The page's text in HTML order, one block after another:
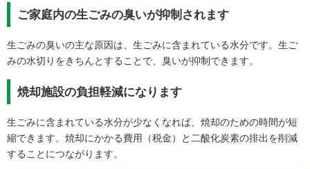
ご家庭内の生ごみの臭いが抑制されます
生ごみの臭いの主な原因は、生ごみに含まれている水分です。生ご
みの水切りをきちんとすることで、臭いが抑制できます。
焼却施設の負担軽減になります
生ごみに含まれている水分が少なくなれば、焼却のための時間が短
縮できます。焼却にかかる費用（税金）と二酸化炭素の排出を削減
することにつながります。